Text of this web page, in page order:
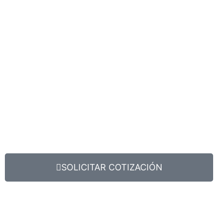
SOLICITAR COTIZACIÓN